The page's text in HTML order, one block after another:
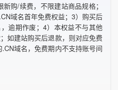
购/续费，不限建站商品规格；
域名首年免费权益；3）购买后
逾期作废；4）本权益不与其他
如建站购买后退款，则对应免费
域名，免费期内不支持账号间